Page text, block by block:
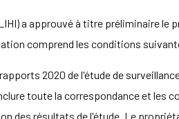
a approuvé à titre préliminaire le
comprend les conditions
2020 de l'étude de
toute la correspondance et les
des résultats de l'étude. Le